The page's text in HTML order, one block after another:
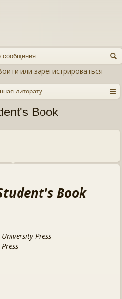
сообщения
или зарегистрироваться
литература
Book
Book
Press